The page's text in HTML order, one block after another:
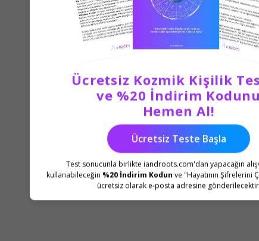
Ücretsiz Kozmik Kişilik
ve %20 İndirim Kodunu
Hemen Al!
Ücretsiz Teste Başla
Test sonucunla birlikte iandroots.com'dan yapacağın
kullanabileceğin %20 İndirim Kodun ve "Hayatının Şifrelerini
ücretsiz olarak e-posta adresine